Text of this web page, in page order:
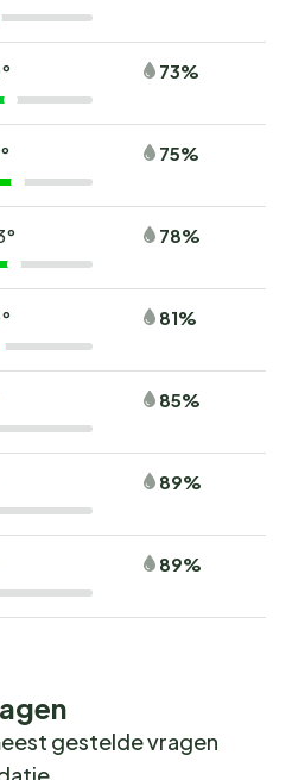
73%
75%
78%
81%
85%
89%
89%
gestelde vragen